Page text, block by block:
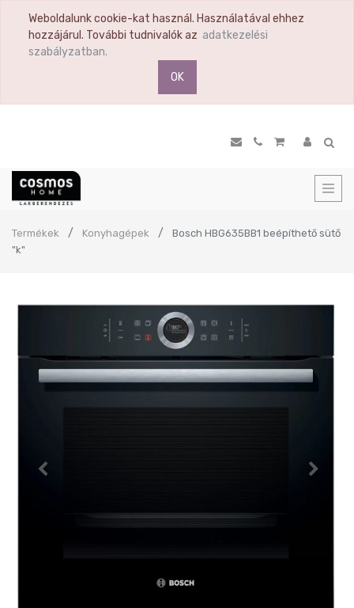
Weboldalunk cookie-kat használ. Használatával ehhez
hozzájárul. További tudnivalók az adatkezelési
szabályzatban.
OK
Termékek Konyhagépek
Bosch HBG635BB1 beépíthető sütő
"k"